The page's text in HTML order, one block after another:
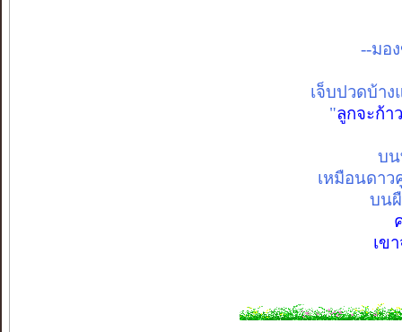
--มอ
เจ็บปวดบ้า
"ลูกจะก้า
บน
เหมือนดา
บน
เข